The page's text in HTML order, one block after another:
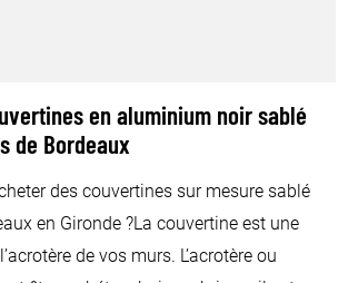
en aluminium noir sablé
de Bordeaux
des couvertines sur mesure sablé
en Gironde ?La couvertine est une
de vos murs. L’acrotère ou